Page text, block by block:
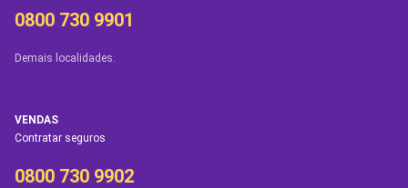
0800 730 9901
Demais localidades.
VENDAS
Contratar seguros
0800 730 9902